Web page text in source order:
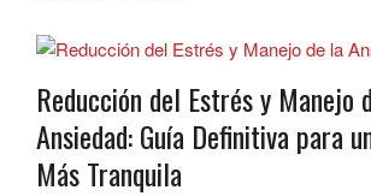
Reducción del Estrés y Manejo
Ansiedad: Guía Definitiva para
Más Tranquila